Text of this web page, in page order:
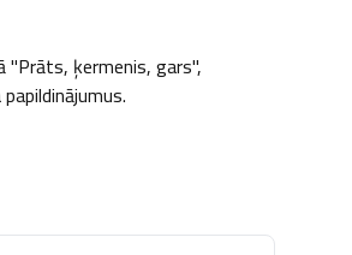
"Prāts, ķermenis, gars",